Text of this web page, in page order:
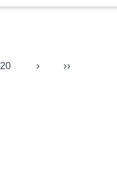
20 › ››